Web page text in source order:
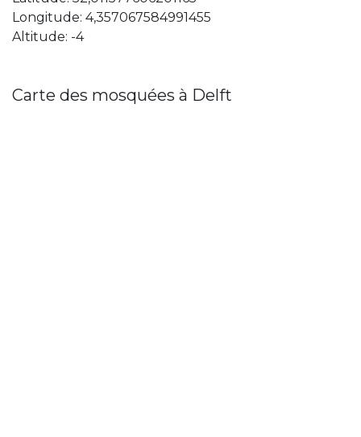
Longitude: 4,357067584991455
Altitude: -4
Carte des mosquées à Delft